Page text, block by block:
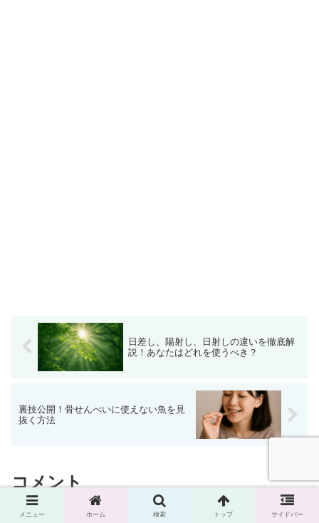
日差し、陽射し、日射しの違いを徹底解
説！あなたはどれを使うべき？
裏技公開！骨せんべいに使えない魚を見
抜く方法
コメント
メニュー ホーム 検索 トップ サイドバー